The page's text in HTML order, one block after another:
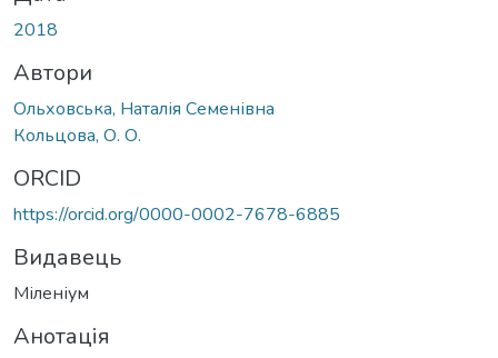
2018
Автори
Ольховська, Наталія Семенівна
Кольцова, О. О.
ORCID
https://orcid.org/0000-0002-7678-6885
Видавець
Міленіум
Анотація